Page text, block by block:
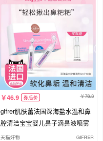
46.9 券后价 78.3
gifrer肌肤蕾法国深海盐水温和鼻
腔清洁宝宝婴儿鼻子滴鼻液喷雾
天猫好物 GIFRER